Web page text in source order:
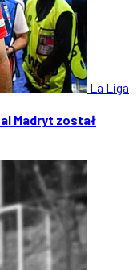
La Liga
Madryt został